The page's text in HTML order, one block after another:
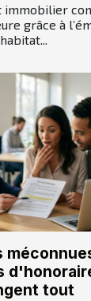
immobilier
grâce à
tout